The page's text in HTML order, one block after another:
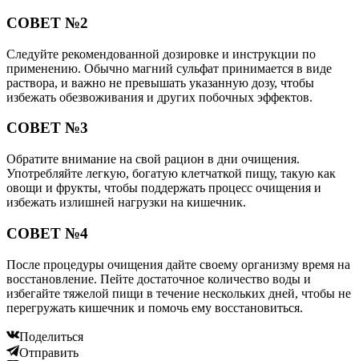
СОВЕТ №2
Следуйте рекомендованной дозировке и инструкции по
применению. Обычно магний сульфат принимается в виде
раствора, и важно не превышать указанную дозу, чтобы
избежать обезвоживания и других побочных эффектов.
СОВЕТ №3
Обратите внимание на свой рацион в дни очищения.
Употребляйте легкую, богатую клетчаткой пищу, такую как
овощи и фрукты, чтобы поддержать процесс очищения и
избежать излишней нагрузки на кишечник.
СОВЕТ №4
После процедуры очищения дайте своему организму время на
восстановление. Пейте достаточное количество воды и
избегайте тяжелой пищи в течение нескольких дней, чтобы не
перегружать кишечник и помочь ему восстановиться.
Поделиться
Отправить